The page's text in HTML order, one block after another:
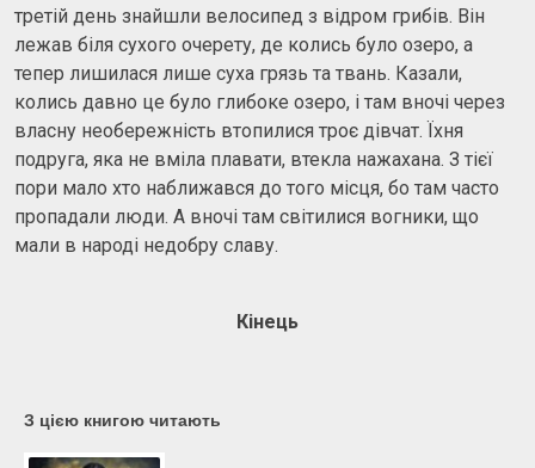
третій день знайшли велосипед з відром грибів. Він
лежав біля сухого очерету, де колись було озеро, а
тепер лишилася лише суха грязь та твань. Казали,
колись давно це було глибоке озеро, і там вночі через
власну необережність втопилися троє дівчат. Їхня
подруга, яка не вміла плавати, втекла нажахана. З тієї
пори мало хто наближався до того місця, бо там часто
пропадали люди. А вночі там світилися вогники, що
мали в народі недобру славу.
Кінець
З цією книгою читають